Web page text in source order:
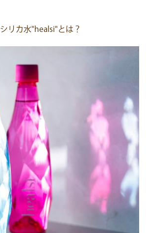
シリカ水"healsi"とは？